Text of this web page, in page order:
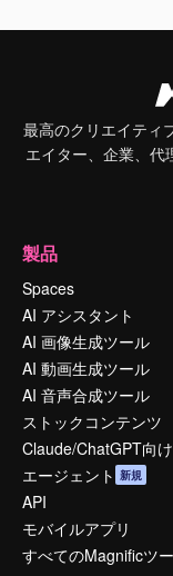
最高のクリエイティ
エイター、企業、代
製品
Spaces
AI アシスタント
AI 画像生成ツール
AI 動画生成ツール
AI 音声合成ツール
ストックコンテンツ
Claude/ChatGPT向
エージェント 新規
API
モバイルアプリ
すべてのMagnificツ